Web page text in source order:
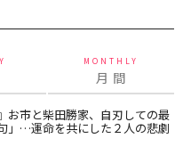
MONTHLY
月 間
お市と柴田勝家、自刃しての最
」…運命を共にした２人の悲劇